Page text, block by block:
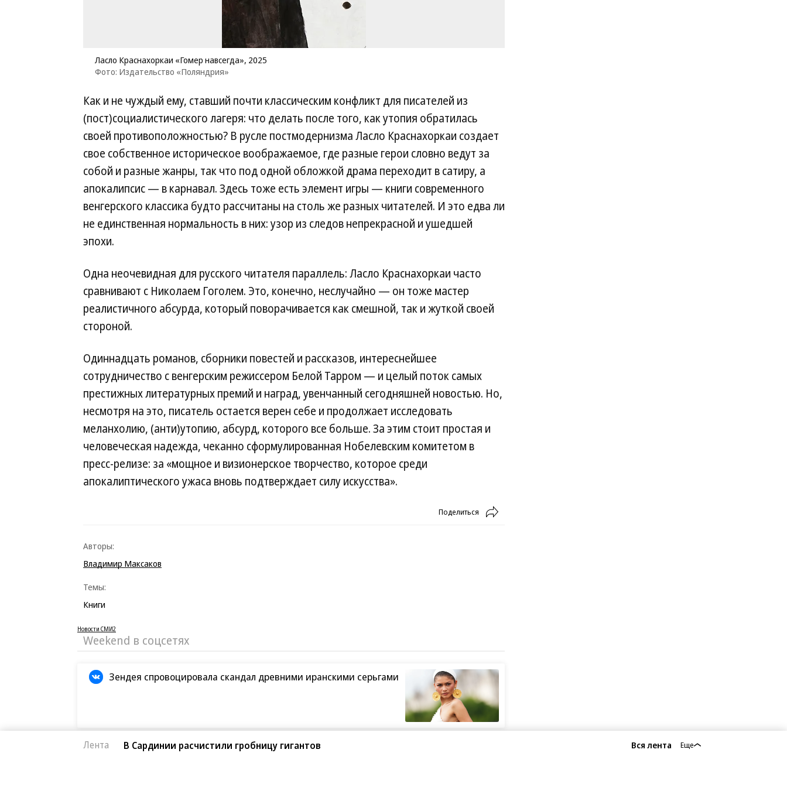
Ласло Краснахоркаи «Гомер навсегда», 2025
Фото: Издательство «Поляндрия»
Как и не чуждый ему, ставший почти классическим конфликт для писателей из
(пост)социалистического лагеря: что делать после того, как утопия обратилась
своей противоположностью? В русле постмодернизма Ласло Краснахоркаи создает
свое собственное историческое воображаемое, где разные герои словно ведут за
собой и разные жанры, так что под одной обложкой драма переходит в сатиру, а
апокалипсис — в карнавал. Здесь тоже есть элемент игры — книги современного
венгерского классика будто рассчитаны на столь же разных читателей. И это едва ли
не единственная нормальность в них: узор из следов непрекрасной и ушедшей
эпохи.
Одна неочевидная для русского читателя параллель: Ласло Краснахоркаи часто
сравнивают с Николаем Гоголем. Это, конечно, неслучайно — он тоже мастер
реалистичного абсурда, который поворачивается как смешной, так и жуткой своей
стороной.
Одиннадцать романов, сборники повестей и рассказов, интереснейшее
сотрудничество с венгерским режиссером Белой Тарром — и целый поток самых
престижных литературных премий и наград, увенчанный сегодняшней новостью. Но,
несмотря на это, писатель остается верен себе и продолжает исследовать
меланхолию, (анти)утопию, абсурд, которого все больше. За этим стоит простая и
человеческая надежда, чеканно сформулированная Нобелевским комитетом в
пресс-релизе: за «мощное и визионерское творчество, которое среди
апокалиптического ужаса вновь подтверждает силу искусства».
Поделиться
Авторы:
Владимир Максаков
Темы:
Книги
Новости СМИ2
Weekend в соцсетях
Зендея спровоцировала скандал древними иранскими серьгами
Кристофер Нолан назвал сложнейший жанр в кино
Лента В Сардинии расчистили гробницу гигантов Вся лента Еще